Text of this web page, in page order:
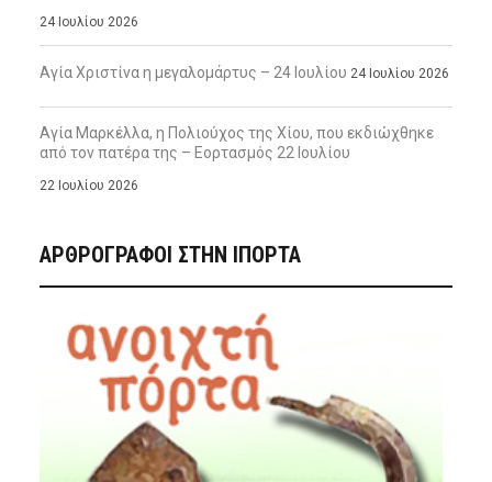
24 Ιουλίου 2026
Αγία Χριστίνα η μεγαλομάρτυς – 24 Ιουλίου 24 Ιουλίου 2026
Αγία Μαρκέλλα, η Πολιούχος της Χίου, που εκδιώχθηκε
από τον πατέρα της – Εορτασμός 22 Ιουλίου
22 Ιουλίου 2026
ΑΡΘΡΟΓΡΑΦΟΙ ΣΤΗΝ IΠΟΡΤΑ